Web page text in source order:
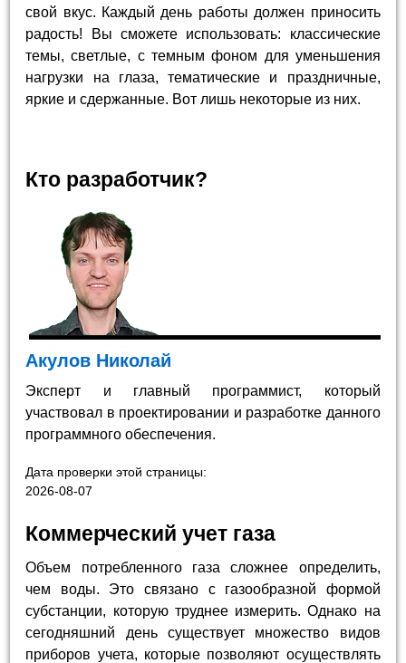
свой вкус. Каждый день работы должен приносить
радость! Вы сможете использовать: классические
темы, светлые, с темным фоном для уменьшения
нагрузки на глаза, тематические и праздничные,
яркие и сдержанные. Вот лишь некоторые из них.
Кто разработчик?
Акулов Николай
Эксперт и главный программист, который
участвовал в проектировании и разработке данного
программного обеспечения.
Дата проверки этой страницы:
2026-08-07
Коммерческий учет газа
Объем потребленного газа сложнее определить,
чем воды. Это связано с газообразной формой
субстанции, которую труднее измерить. Однако на
сегодняшний день существует множество видов
приборов учета, которые позволяют осуществлять